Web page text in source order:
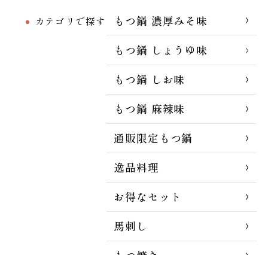
カテゴリで探す
もつ鍋 濃厚みそ味
もつ鍋 しょうゆ味
もつ鍋 しお味
もつ鍋 麻辣味
通販限定もつ鍋
逸品料理
お得なセット
馬刺し